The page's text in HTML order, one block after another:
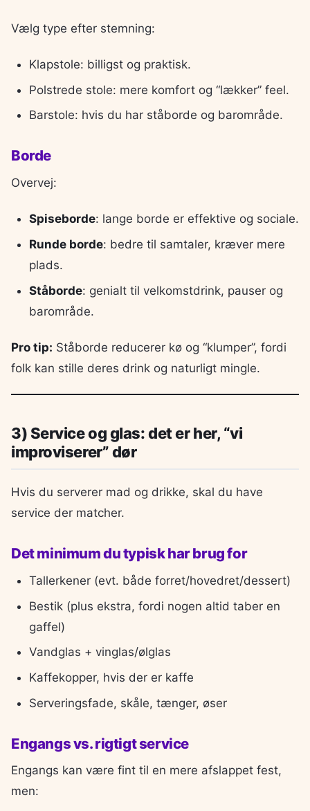
Vælg type efter stemning:
Klapstole: billigst og praktisk.
Polstrede stole: mere komfort og “lækker” feel.
Barstole: hvis du har ståborde og barområde.
Borde
Overvej:
Spiseborde: lange borde er effektive og sociale.
Runde borde: bedre til samtaler, kræver mere
plads.
Ståborde: genialt til velkomstdrink, pauser og
barområde.
Pro tip: Ståborde reducerer kø og “klumper”, fordi
folk kan stille deres drink og naturligt mingle.
3) Service og glas: det er her, “vi
improviserer” dør
Hvis du serverer mad og drikke, skal du have
service der matcher.
Det minimum du typisk har brug for
Tallerkener (evt. både forret/hovedret/dessert)
Bestik (plus ekstra, fordi nogen altid taber en
gaffel)
Vandglas + vinglas/ølglas
Kaffekopper, hvis der er kaffe
Serveringsfade, skåle, tænger, øser
Engangs vs. rigtigt service
Engangs kan være fint til en mere afslappet fest,
men: